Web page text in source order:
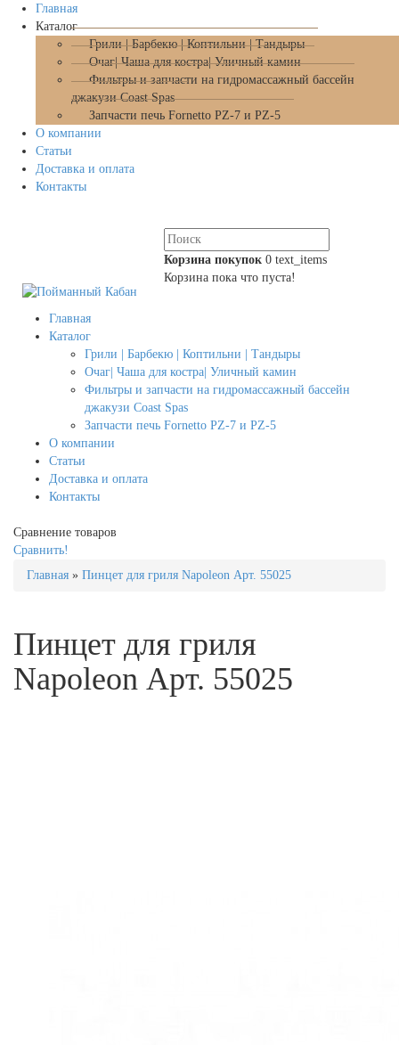
Главная
Каталог
Грили | Барбекю | Коптильни | Тандыры
Очаг| Чаша для костра| Уличный камин
Фильтры и запчасти на гидромассажный бассейн
джакузи Coast Spas
Запчасти печь Fornetto PZ-7 и PZ-5
О компании
Статьи
Доставка и оплата
Контакты
Корзина покупок 0 text_items
Корзина пока что пуста!
Главная
Каталог
Грили | Барбекю | Коптильни | Тандыры
Очаг| Чаша для костра| Уличный камин
Фильтры и запчасти на гидромассажный бассейн
джакузи Coast Spas
Запчасти печь Fornetto PZ-7 и PZ-5
О компании
Статьи
Доставка и оплата
Контакты
Сравнение товаров
Сравнить!
Главная » Пинцет для гриля Napoleon Арт. 55025
Пинцет для гриля
Napoleon Арт. 55025